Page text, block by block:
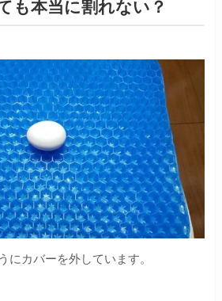
も本当に割れない？
にカバーを外しています。